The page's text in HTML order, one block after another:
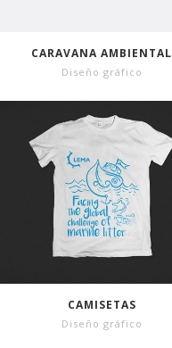
CARAVANA AMBIENTAL
Diseño gráfico
CAMISETAS
Diseño gráfico